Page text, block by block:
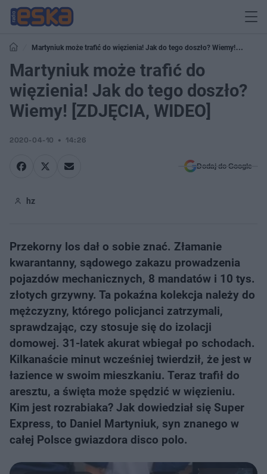
Martyniuk może trafić do więzienia! Jak do tego doszło? Wiemy!
[ZDJĘCIA, WIDEO]
Martyniuk może trafić do
więzienia! Jak do tego doszło?
Wiemy! [ZDJĘCIA, WIDEO]
2020-04-10 14:26
Dodaj do Google
hz
Przekorny los dał o sobie znać. Złamanie
kwarantanny, sądowego zakazu prowadzenia
pojazdów mechanicznych, 8 mandatów i 10 tys.
złotych grzywny. Ta pokaźna kolekcja należy do
mężczyzny, którego policjanci zatrzymali,
sprawdzając, czy stosuje się do izolacji
domowej. 31-latek akurat wbiegał po schodach.
Kilkanaście minut wcześniej twierdził, że jest w
łazience w swoim mieszkaniu. Teraz trafił do
aresztu, a święta może spędzić w więzieniu.
Kim jest rozrabiaka? Jak dowiedział się Super
Express, to Daniel Martyniuk, syn znanego w
całej Polsce gwiazdora disco polo.